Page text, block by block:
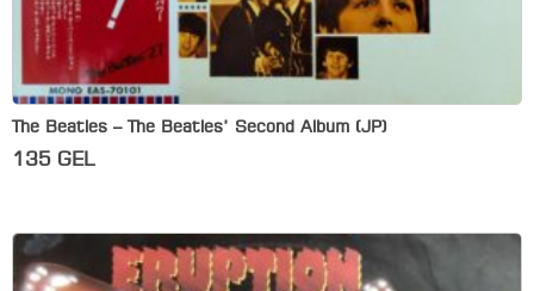
The Beatles – The Beatles’ Second Album (JP)
135 GEL